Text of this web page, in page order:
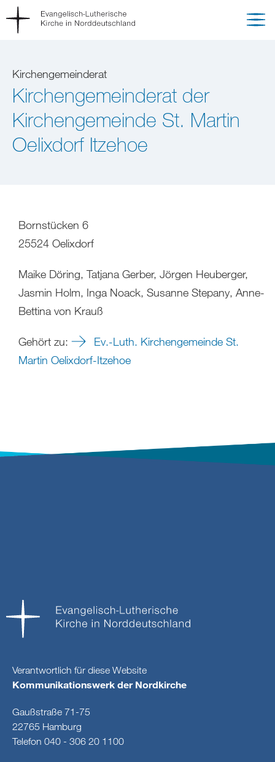
Kirchengemeinderat
Kirchengemeinderat der
Kirchengemeinde St. Martin
Oelixdorf Itzehoe
Bornstücken 6
25524 Oelixdorf
Maike Döring, Tatjana Gerber, Jörgen Heuberger,
Jasmin Holm, Inga Noack, Susanne Stepany, Anne-
Bettina von Krauß
Gehört zu:
Ev.-Luth. Kirchengemeinde St.
Martin Oelixdorf-Itzehoe
Verantwortlich für diese Website
Kommunikationswerk der Nordkirche
Gaußstraße 71-75
22765 Hamburg
Telefon 040 - 306 20 1100